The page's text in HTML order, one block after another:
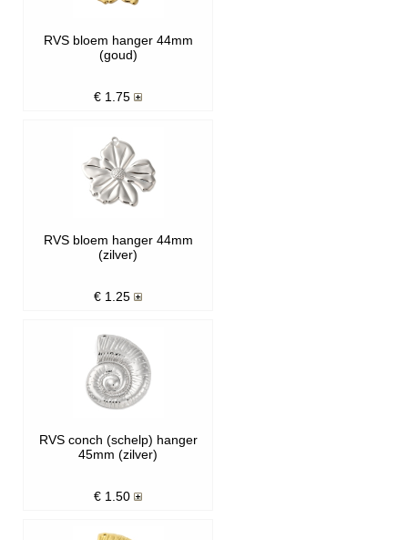
RVS bloem hanger 44mm
(goud)
€ 1.75
RVS bloem hanger 44mm
(zilver)
€ 1.25
RVS conch (schelp) hanger
45mm (zilver)
€ 1.50